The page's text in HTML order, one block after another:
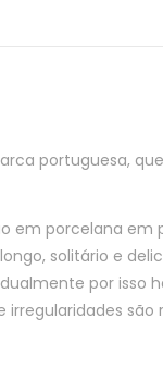
portuguesa,
em porcelana em
solitário e
por isso
irregularidades são